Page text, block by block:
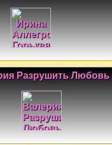
Разрушить Любовь